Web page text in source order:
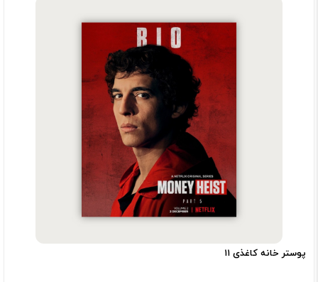
پوستر خانه کاغذی ۱۱